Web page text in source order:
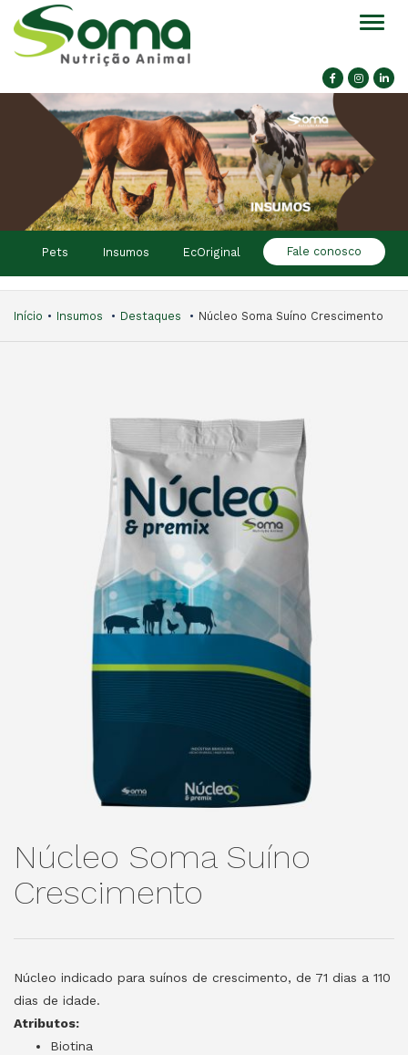
Pets Insumos EcOriginal Fale conosco
Início Insumos Destaques Núcleo Soma Suíno Crescimento
Núcleo Soma Suíno
Crescimento
Núcleo indicado para suínos de crescimento, de 71 dias a 110
dias de idade.
Atributos:
Biotina